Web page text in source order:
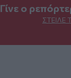
Γίνε ο
ΣΤΕΊΛΕ